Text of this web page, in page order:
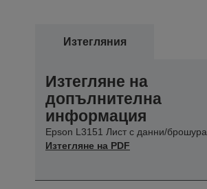
Изтегляния
Изтегляне на
допълнителна
информация
Epson L3151 Лист с данни/брошура
Изтегляне на PDF